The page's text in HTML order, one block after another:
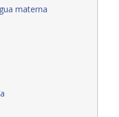
materna